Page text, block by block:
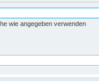
wie angegeben verwenden